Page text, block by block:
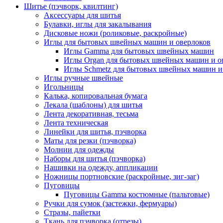
Шитье (пэчворк, квилтинг)
Аксессуары для шитья
Булавки, иглы для закалывания
Дисковые ножи (роликовые, раскройные)
Иглы для бытовых швейных машин и оверлоков
Иглы Gamma для бытовых швейных машин
Иглы Organ для бытовых швейных машин и
Иглы Schmetz для бытовых швейных машин и
Иглы ручные швейные
Игольницы
Калька, копировальная бумага
Лекала (шаблоны) для шитья
Лента декоративная, тесьма
Лента техническая
Линейки для шитья, пэчворка
Маты для резки (пэчворка)
Молнии для одежды
Наборы для шитья (пэчворка)
Нашивки на одежду, аппликации
Ножницы портновские (раскройные, зиг-заг)
Пуговицы
Пуговицы Gamma костюмные (пальтовые)
Ручки для сумок (застежки, фермуары)
Стразы, пайетки
Ткань для пэчворка (отрезы)